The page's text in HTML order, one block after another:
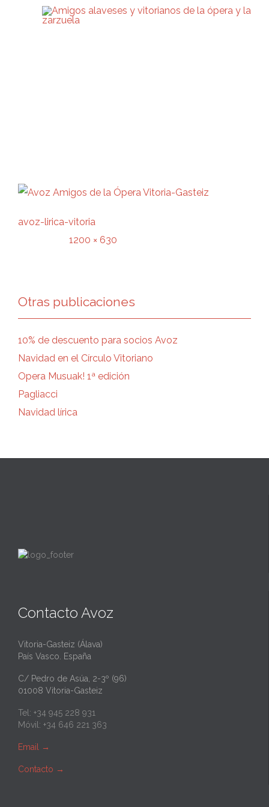
avoz-lirica-vitoria
1200 × 630
Otras publicaciones
10% de descuento para socios Avoz
Navidad en el Círculo Vitoriano
Opera Musuak! 1ª edición
Pagliacci
Navidad lírica
Contacto Avoz
Vitoria-Gasteiz (Álava)
País Vasco. España
C/ Pedro de Asúa, 2-3º (96)
01008 Vitoria-Gasteiz
Tel: +34 945 228 931
Móvil: +34 646 221 363
Email →
Contacto →